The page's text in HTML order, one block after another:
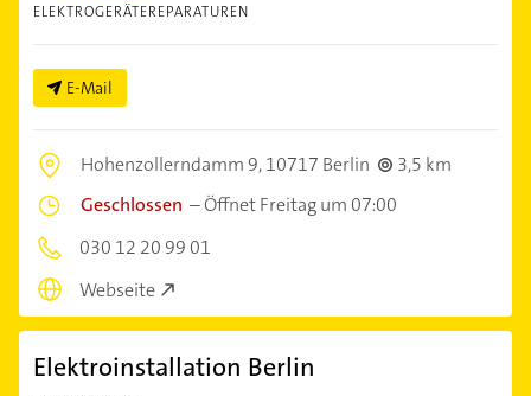
ELEKTROGERÄTEREPARATUREN
E-Mail
Hohenzollerndamm 9,10717 Berlin
3,5 km
Geschlossen –Öffnet Freitag um 07:00
030 12 20 99 01
Webseite
Elektroinstallation Berlin